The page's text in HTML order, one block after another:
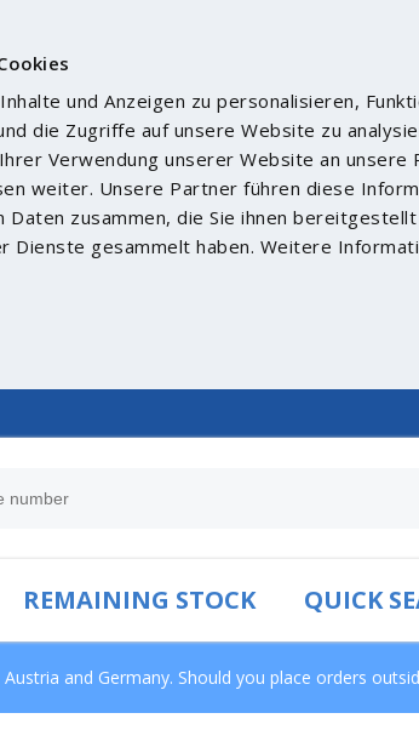
und Anzeigen zu personalisieren,
die Zugriffe auf unsere Website zu
Verwendung unserer Website an unsere
weiter. Unsere Partner führen diese
zusammen, die Sie ihnen
Dienste gesammelt haben. Weitere
REMAINING STOCK QUICK
and Germany. Should you place orders